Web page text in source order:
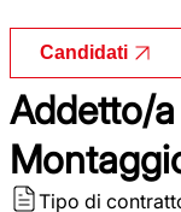
Candidati
Addetto/
Tipo di